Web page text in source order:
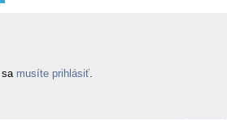
sa musíte prihlásiť